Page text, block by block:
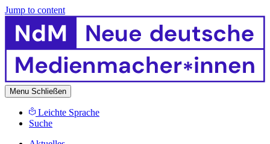
Jump to content
Menu Schließen
Leichte Sprache
Suche